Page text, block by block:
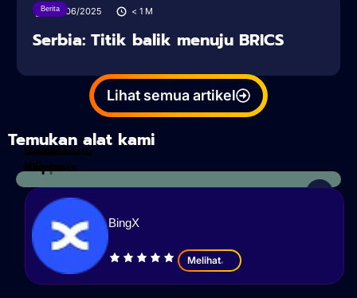
Berita
28/06/2025 < 1 M
Serbia: Titik balik menuju BRICS
Lihat semua artikel
Temukan alat kami
Calculateur
d'impots
Analisis
Kripto
BingX
Melihat